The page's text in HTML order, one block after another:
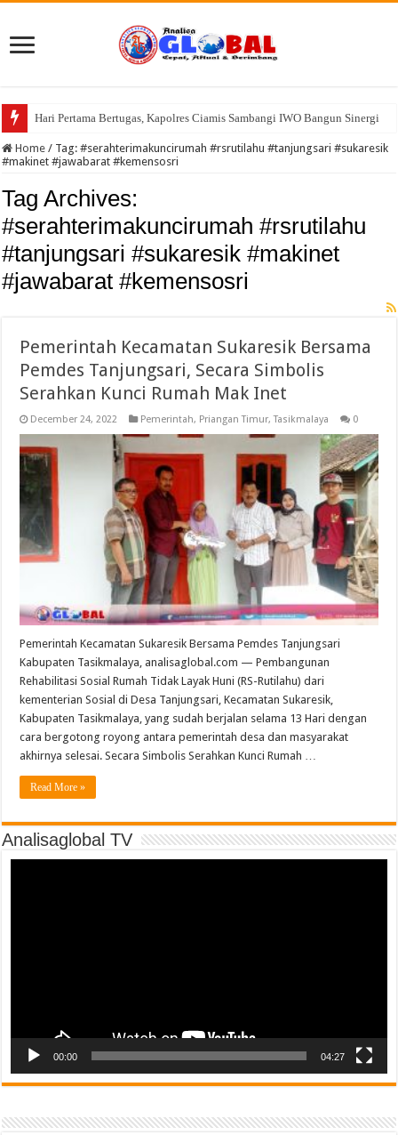
Hari Pertama Bertugas, Kapolres Ciamis Sambangi IWO Bangun Sinergi
98 Peserta Ikuti Pengujian Pramuka Garuda Kwarran Cikatomas 2026
Home / Tag:#serahterimakuncirumah #rsrutilahu #tanjungsari #sukaresik
#makinet #jawabarat #kemensosri
Tag Archives:
#serahterimakuncirumah #rsrutilahu
#tanjungsari #sukaresik #makinet
#jawabarat #kemensosri
Pemerintah Kecamatan Sukaresik Bersama
Pemdes Tanjungsari, Secara Simbolis
Serahkan Kunci Rumah Mak Inet
December 24, 2022 Pemerintah, Priangan Timur,Tasikmalaya 0
Pemerintah Kecamatan Sukaresik Bersama Pemdes Tanjungsari
Kabupaten Tasikmalaya, analisaglobal.com — Pembangunan
Rehabilitasi Sosial Rumah Tidak Layak Huni (RS-Rutilahu) dari
kementerian Sosial di Desa Tanjungsari, Kecamatan Sukaresik,
Kabupaten Tasikmalaya, yang sudah berjalan selama 13 Hari dengan
cara bergotong royong antara pemerintah desa dan masyarakat
akhirnya selesai. Secara Simbolis Serahkan Kunci Rumah …
Read More »
Analisaglobal TV
00:00 04:27